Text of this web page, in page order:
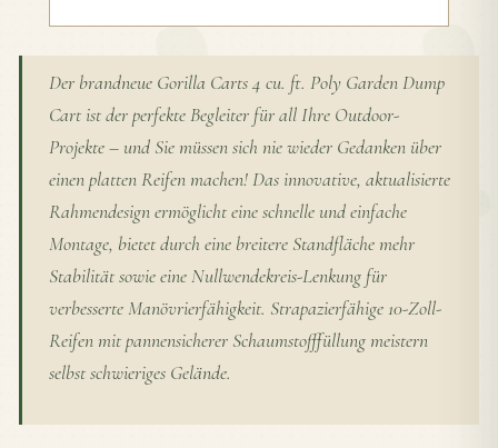
Der brandneue Gorilla Carts 4 cu. ft. Poly Garden Dump
Cart ist der perfekte Begleiter für all Ihre Outdoor-
Projekte – und Sie müssen sich nie wieder Gedanken über
einen platten Reifen machen! Das innovative, aktualisierte
Rahmendesign ermöglicht eine schnelle und einfache
Montage, bietet durch eine breitere Standfläche mehr
Stabilität sowie eine Nullwendekreis-Lenkung für
verbesserte Manövrierfähigkeit. Strapazierfähige 10-Zoll-
Reifen mit pannensicherer Schaumstofffüllung meistern
selbst schwieriges Gelände.